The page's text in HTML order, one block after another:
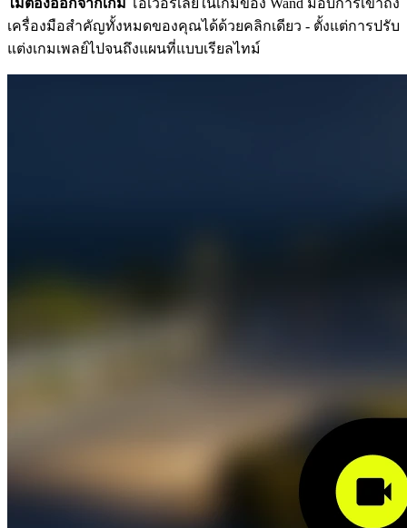
เครื่องมือสำคัญทั้งหมดของคุณได้ด้วยคลิกเดียว - ตั้งแต่การปรับ
แต่งเกมเพลย์ไปจนถึงแผนที่แบบเรียลไทม์